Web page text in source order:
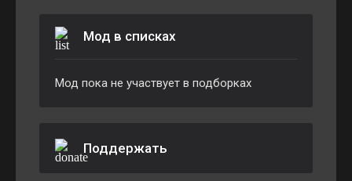
Мод в списках
Мод пока не участвует в подборках
Поддержать